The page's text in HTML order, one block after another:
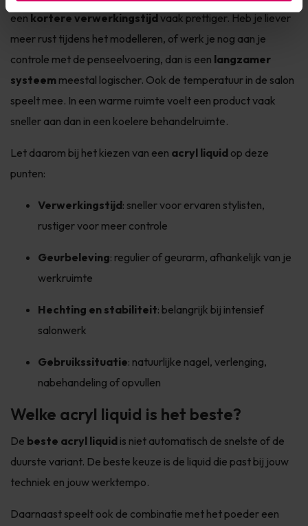
een kortere verwerkingstijd vaak prettiger. Heb je liever
meer rust tijdens het modelleren, of werk je nog aan je
controle met de penseelvoering, dan is een langzamer
systeem meestal logischer. Ook de temperatuur in de salon
speelt mee. In een warme ruimte voelt een product vaak
sneller aan dan in een koelere behandelruimte.
Let daarom bij het kiezen van een acryl liquid op deze
punten:
Verwerkingstijd: sneller voor ervaren stylisten,
rustiger voor meer controle
Geurbeleving: regulier of geurarm, afhankelijk van je
werkruimte
Hechting en stabiliteit: belangrijk bij intensief
salonwerk
Gebruikssituatie: natuurlijke nagel, verlenging,
nabehandeling of opvullen
Welke acryl liquid is het beste?
De beste acryl liquid is niet automatisch de snelste of de
duurste variant. De beste keuze is de liquid die past bij jouw
techniek en jouw werktempo.
Daarnaast speelt ook de combinatie met het poeder een